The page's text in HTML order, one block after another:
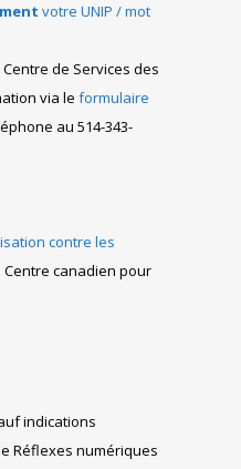
votre UNIP / mot
Centre de Services des
via le formulaire
au 514-343-
contre les
Centre canadien pour
indications
Réflexes numériques